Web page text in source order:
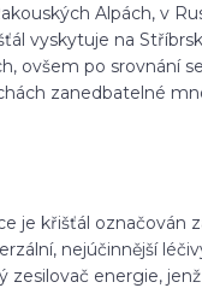
Alpách, v
vyskytuje na
ovšem po srovnání
zanedbatelné
je křišťál označován
nejúčinnější
zesilovač energie,